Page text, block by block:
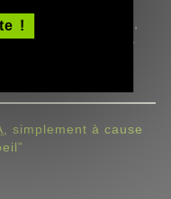
sur Internet,
dans les stations-
problèmes de vue
, simplement à cause
!